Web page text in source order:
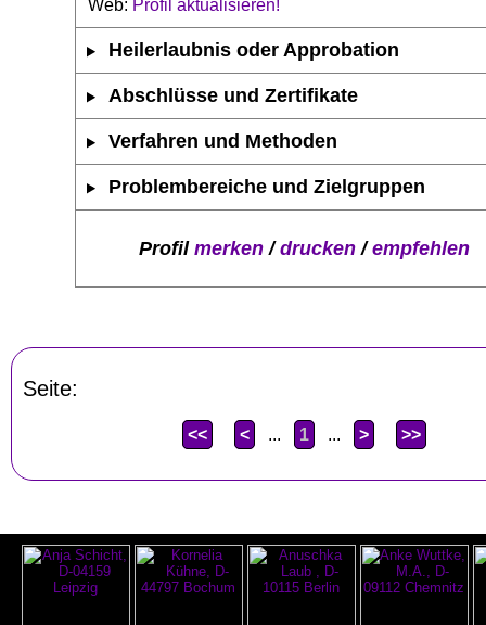
Web: Profil aktualisieren!
Heilerlaubnis oder Approbation
Abschlüsse und Zertifikate
Verfahren und Methoden
Problembereiche und Zielgruppen
Profil merken/drucken/empfehlen
Seite:
<< < ... 1 ... > >>